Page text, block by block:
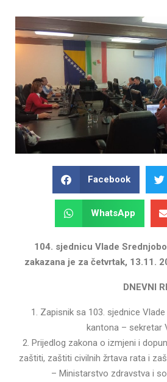
Facebook
WhatsApp
104. sjednicu Vlade
zakazana je za četvrtak, 13.11.
DNEVNI
1. Zapisnik sa 103. sjednice
kantona – sekretar
2. Prijedlog zakona o izmjeni i
zaštiti, zaštiti civilnih žrtava rata i
– Ministarstvo zdravstva i